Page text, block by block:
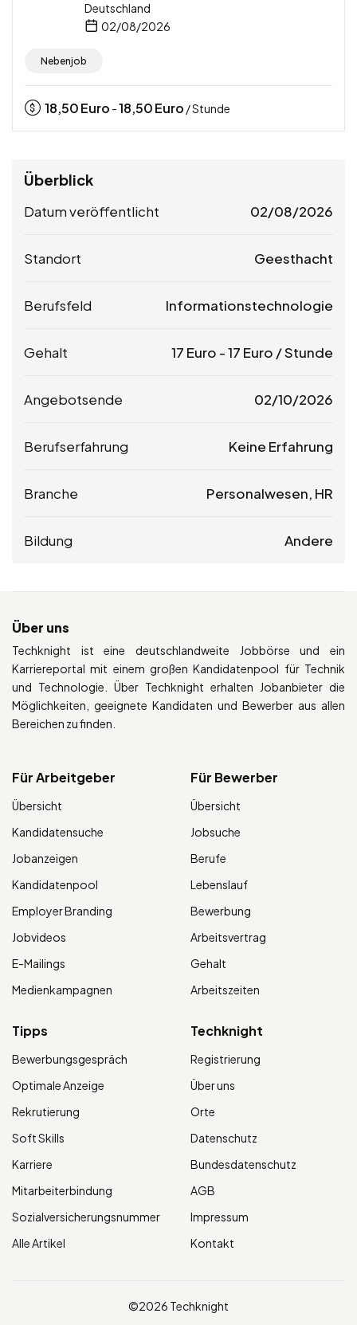
Deutschland
02/08/2026
Nebenjob
18,50Euro -18,50Euro / Stunde
Überblick
Datum veröffentlicht 02/08/2026
Standort Geesthacht
Berufsfeld Informationstechnologie
Gehalt 17 Euro -17 Euro / Stunde
Angebotsende 02/10/2026
Berufserfahrung Keine Erfahrung
Branche Personalwesen, HR
Bildung Andere
Über uns
Techknight ist eine deutschlandweite Jobbörse und ein
Karriereportal mit einem großen Kandidatenpool für Technik
und Technologie. Über Techknight erhalten Jobanbieter die
Möglichkeiten, geeignete Kandidaten und Bewerber aus allen
Bereichen zu finden.
Für Arbeitgeber
Übersicht
Kandidatensuche
Jobanzeigen
Kandidatenpool
Employer Branding
Jobvideos
E-Mailings
Medienkampagnen
Für Bewerber
Übersicht
Jobsuche
Berufe
Lebenslauf
Bewerbung
Arbeitsvertrag
Gehalt
Arbeitszeiten
Tipps
Bewerbungsgespräch
Optimale Anzeige
Rekrutierung
Soft Skills
Karriere
Mitarbeiterbindung
Sozialversicherungsnummer
Alle Artikel
Techknight
Registrierung
Über uns
Orte
Datenschutz
Bundesdatenschutz
AGB
Impressum
Kontakt
©2026 Techknight